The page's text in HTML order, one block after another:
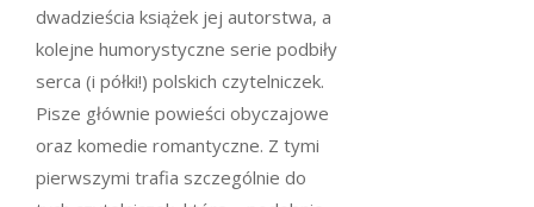
dwadzieścia książek jej autorstwa, a
kolejne humorystyczne serie podbiły
serca (i półki!) polskich czytelniczek.
Pisze głównie powieści obyczajowe
oraz komedie romantyczne. Z tymi
pierwszymi trafia szczególnie do